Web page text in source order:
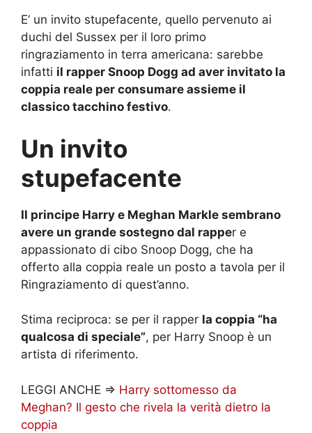
E’ un invito stupefacente, quello pervenuto ai
duchi del Sussex per il loro primo
ringraziamento in terra americana: sarebbe
infatti il rapper Snoop Dogg ad aver invitato la
coppia reale per consumare assieme il
classico tacchino festivo.
Un invito
stupefacente
Il principe Harry e Meghan Markle sembrano
avere un grande sostegno dal rapper e
appassionato di cibo Snoop Dogg, che ha
offerto alla coppia reale un posto a tavola per il
Ringraziamento di quest’anno.
Stima reciproca: se per il rapper la coppia “ha
qualcosa di speciale”, per Harry Snoop è un
artista di riferimento.
LEGGI ANCHE => Harry sottomesso da
Meghan? Il gesto che rivela la verità dietro la
coppia